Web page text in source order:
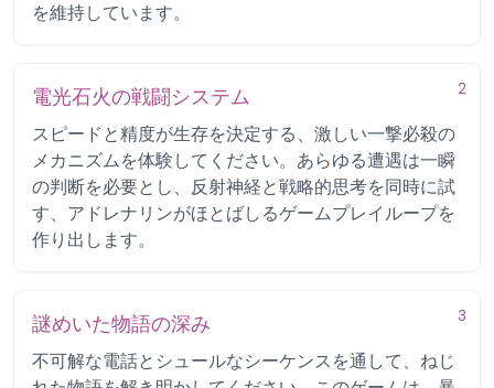
を維持しています。
2
電光石火の戦闘システム
スピードと精度が生存を決定する、激しい一撃必殺の
メカニズムを体験してください。あらゆる遭遇は一瞬
の判断を必要とし、反射神経と戦略的思考を同時に試
す、アドレナリンがほとばしるゲームプレイループを
作り出します。
3
謎めいた物語の深み
不可解な電話とシュールなシーケンスを通して、ねじ